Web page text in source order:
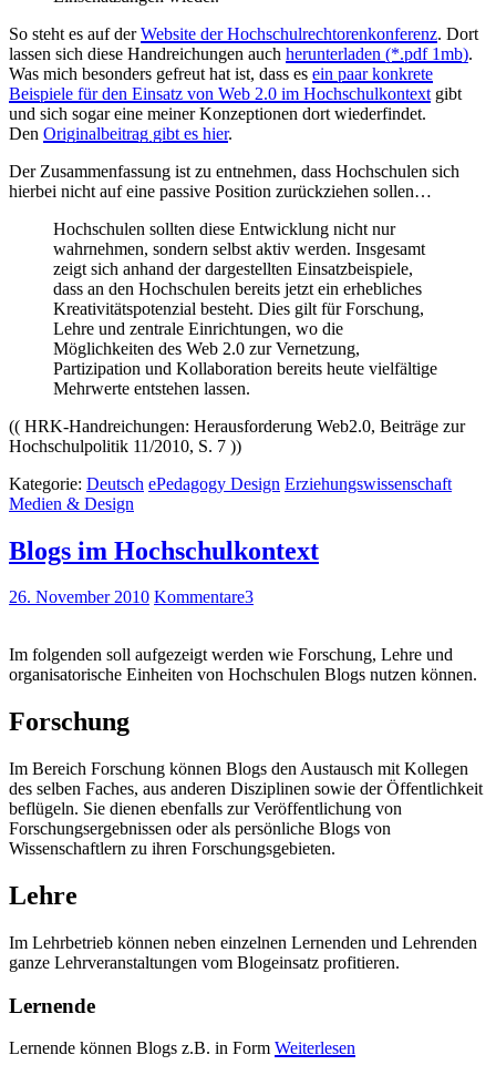
So steht es auf derWebsite der Hochschulrechtorenkonferenz. Dort
lassen sich diese Handreichungen auch herunterladen (*.pdf 1mb).
Was mich besonders gefreut hat ist, dass es ein paar konkrete
Beispiele für den Einsatz von Web 2.0 im Hochschulkontext gibt
und sich sogar eine meiner Konzeptionen dort wiederfindet.
Den Originalbeitrag gibt es hier.
Der Zusammenfassung ist zu entnehmen, dass Hochschulen sich
hierbei nicht auf eine passive Position zurückziehen sollen…
Hochschulen sollten diese Entwicklung nicht nur
wahrnehmen, sondern selbst aktiv werden. Insgesamt
zeigt sich anhand der dargestellten Einsatzbeispiele,
dass an den Hochschulen bereits jetzt ein erhebliches
Kreativitätspotenzial besteht. Dies gilt für Forschung,
Lehre und zentrale Einrichtungen, wo die
Möglichkeiten des Web 2.0 zur Vernetzung,
Partizipation und Kollaboration bereits heute vielfältige
Mehrwerte entstehen lassen.
(( HRK-Handreichungen: Herausforderung Web2.0, Beiträge zur
Hochschulpolitik 11/2010, S. 7 ))
Kategorie: Deutsch ePedagogy Design Erziehungswissenschaft
Medien & Design
Blogs im Hochschulkontext
26. November 2010 Kommentare3
Im folgenden soll aufgezeigt werden wie Forschung, Lehre und
organisatorische Einheiten von Hochschulen Blogs nutzen können.
Forschung
Im Bereich Forschung können Blogs den Austausch mit Kollegen
des selben Faches, aus anderen Disziplinen sowie der Öffentlichkeit
beflügeln. Sie dienen ebenfalls zur Veröffentlichung von
Forschungsergebnissen oder als persönliche Blogs von
Wissenschaftlern zu ihren Forschungsgebieten.
Lehre
Im Lehrbetrieb können neben einzelnen Lernenden und Lehrenden
ganze Lehrveranstaltungen vom Blogeinsatz profitieren.
Lernende
Lernende können Blogs z.B. in Form Weiterlesen